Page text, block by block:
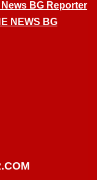
BG Reporter
NEWS BG